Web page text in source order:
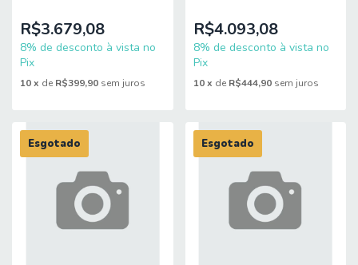
R$3.679,08
8% de desconto à vista no
Pix
10x de R$399,90 sem juros
R$4.093,08
8% de desconto à vista no
Pix
10 x de R$444,90 sem juros
Esgotado Esgotado